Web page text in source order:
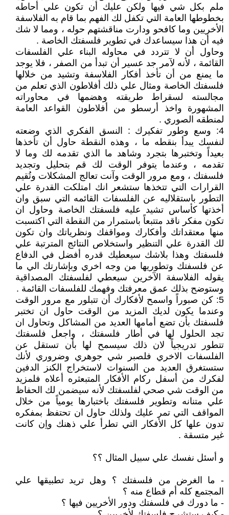
ملم بكل شي فيها ولكن عليك أن تكون علي أحاطه
بخطوطها العامة التي تكفل لك الفهم بما قام به الفلاسفة
الأخريين وما كافحو ودارت مناقشتهم حوله ، ومما لا شك
فيه أن هذا سيساعدك في تطوير فلسفتك الخاصة .
وحاول أن لا تتردد في محاوله البناء علي الفلسفات
القائمة ، لأنه لآمر جد عسير أن تبدأ من الصفر ، فلا يوجد
ما يمنع من أن تأخذ أفكار الفلاسفة وتشيد من خلالها
فلسفتك الخاصة ومثال علي ذلك أفلاطون الذي تعلم من
مجالسته لسقراط طريقته وهضمها في محاوراته
المشهورة واخذ أرسطو من أفلاطون القواعد العامة
لمنطقه الصوري .
4: وسع وطور تفكيرك : النسق الفكري الذي وضعته
لنفسك يبدأ بنقطه ما ، وهذه النقطة حاول أن تأخذها
بعيداً وتختبرها بتجرد وشاهد ما الذي تقدمه لك وما لا
تقدمه ، وعندما يتوفر الوقت لك قم بتحليل وتجديد
فلسفتك ، ومع مرور الوقت وآنت تعالج المشكلات وتُقيم
القرارات التي تتخذها ستشعر انك امتلكت القدرة علي
التطور باستقلاليه عن الفلسفات القائمه التي سبق وان
أخذتها كأساس تشيد عليه فلسفتك الخاصة وحاول ان
تكون مفكر ناقد متتبعاً باستمرار من النقطة التي اكتسبت
منها معتقداتك وأفكارك ومواقفك ونظرياتك وان تكون
لك القدرة علي التنظير واستخلاص النتائج المترتبة علي
فلسفتك وهذا بلاشك سيعطيك قدره أفضل في الدفاع
عن فلسفتك وتطوريها من وجه اخري وبإشارتك الي ما
يقوله الفلاسفة الآخرين سيعطي لفلسفتك المصداقية
وستوضح بذلك عمق معرفتك وفهمك للفلسفات القائمة .
5: كن صبوراً واسمح لأفكارك أن تتبلور مع مرور الوقت
وعندما يكون لديك المزيد من الوقت حاول ان تختبر
فلسفتك بأن تضع أمامها العديد من المشاكل وتحاول ان
تجد الحلول لها في أطار فلسفتك ، واجعل فلسفتك
تتطور تدريجياً لان ذلك سيسمح لها بأن تستقل عن
الفلسفات الاخري فلصبر شي جوهري وضروري لأنك
ستستغرق العديد من السنوات لاستخراج الكنز الدفين
لفكرك من أسفل ركام الأفكار المتبعثره أعلاه فلمزيد
من الوقت شي صحي لفلسفتك لأنه سيضمن لك الحفاظ
علي متنانه وتطوير فلسفتك باختبارها يومياً من خلال
المواقف التي تمر عليك ولذلك حاول ان تحتفظ بمفكره
تدون علها كل الأفكار التي تطرأ علي ذهنك واِن كانت
غير متسقة .
و أسئل نفسك علي سبيل المثال ؟؟
- ما الغرض من فلسفتك ؟ وهل تريد تطبيقها علي
المجتمع كله أم قطاع منه ؟
- ما دورك في فلسفتك ودور الأخريين فيها ؟